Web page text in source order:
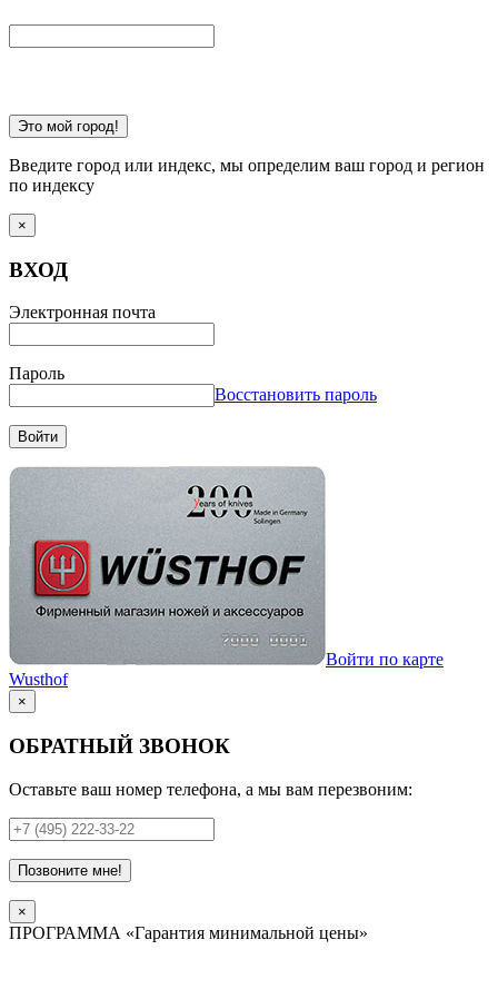
Это мой город!
Введите город или индекс, мы определим ваш город и регион
по индексу
×
ВХОД
Электронная почта
Пароль
Восстановить пароль
Войти
Войти по карте
Wusthof
×
ОБРАТНЫЙ ЗВОНОК
Оставьте ваш номер телефона, а мы вам перезвоним:
Позвоните мне!
×
ПРОГРАММА «Гарантия минимальной цены»